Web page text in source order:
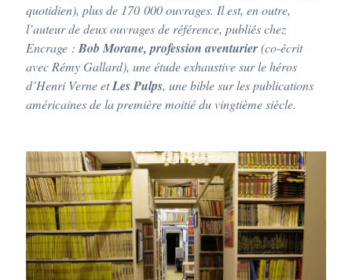
quotidien), plus de 170 000 ouvrages. Il est, en outre,
l’auteur de deux ouvrages de référence, publiés chez
Encrage : Bob Morane, profession aventurier(co-écrit
avec Rémy Gallard), une étude exhaustive sur le héros
d’Henri Verne etLes Pulps, une bible sur les publications
américaines de la première moitié du vingtième siècle.